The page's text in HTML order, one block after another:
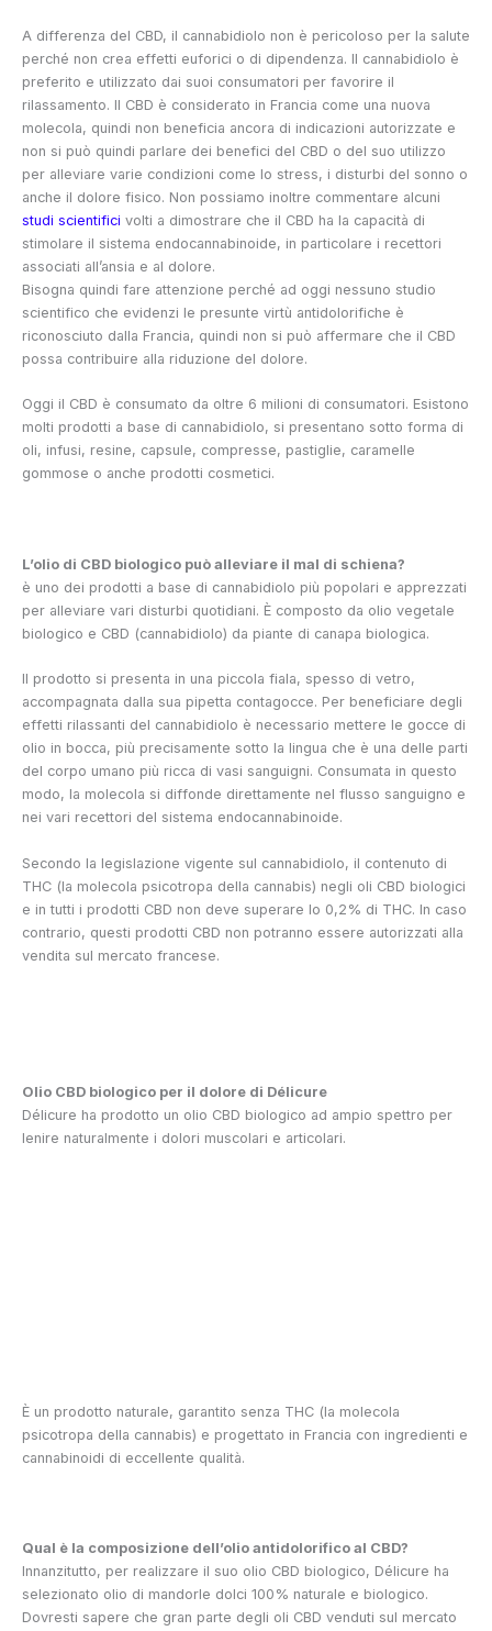
A differenza del CBD, il cannabidiolo non è pericoloso per la salute
perché non crea effetti euforici o di dipendenza. Il cannabidiolo è
preferito e utilizzato dai suoi consumatori per favorire il
rilassamento. Il CBD è considerato in Francia come una nuova
molecola, quindi non beneficia ancora di indicazioni autorizzate e
non si può quindi parlare dei benefici del CBD o del suo utilizzo
per alleviare varie condizioni come lo stress, i disturbi del sonno o
anche il dolore fisico. Non possiamo inoltre commentare alcuni
studi scientifici volti a dimostrare che il CBD ha la capacità di
stimolare il sistema endocannabinoide, in particolare i recettori
associati all’ansia e al dolore.
Bisogna quindi fare attenzione perché ad oggi nessuno studio
scientifico che evidenzi le presunte virtù antidolorifiche è
riconosciuto dalla Francia, quindi non si può affermare che il CBD
possa contribuire alla riduzione del dolore.
Oggi il CBD è consumato da oltre 6 milioni di consumatori. Esistono
molti prodotti a base di cannabidiolo, si presentano sotto forma di
oli, infusi, resine, capsule, compresse, pastiglie, caramelle
gommose o anche prodotti cosmetici.
L’olio di CBD biologico può alleviare il mal di schiena?
è uno dei prodotti a base di cannabidiolo più popolari e apprezzati
per alleviare vari disturbi quotidiani. È composto da olio vegetale
biologico e CBD (cannabidiolo) da piante di canapa biologica.
Il prodotto si presenta in una piccola fiala, spesso di vetro,
accompagnata dalla sua pipetta contagocce. Per beneficiare degli
effetti rilassanti del cannabidiolo è necessario mettere le gocce di
olio in bocca, più precisamente sotto la lingua che è una delle parti
del corpo umano più ricca di vasi sanguigni. Consumata in questo
modo, la molecola si diffonde direttamente nel flusso sanguigno e
nei vari recettori del sistema endocannabinoide.
Secondo la legislazione vigente sul cannabidiolo, il contenuto di
THC (la molecola psicotropa della cannabis) negli oli CBD biologici
e in tutti i prodotti CBD non deve superare lo 0,2% di THC. In caso
contrario, questi prodotti CBD non potranno essere autorizzati alla
vendita sul mercato francese.
Olio CBD biologico per il dolore di Délicure
Délicure ha prodotto un olio CBD biologico ad ampio spettro per
lenire naturalmente i dolori muscolari e articolari.
È un prodotto naturale, garantito senza THC (la molecola
psicotropa della cannabis) e progettato in Francia con ingredienti e
cannabinoidi di eccellente qualità.
Qual è la composizione dell’olio antidolorifico al CBD?
Innanzitutto, per realizzare il suo olio CBD biologico, Délicure ha
selezionato olio di mandorle dolci 100% naturale e biologico.
Dovresti sapere che gran parte degli oli CBD venduti sul mercato